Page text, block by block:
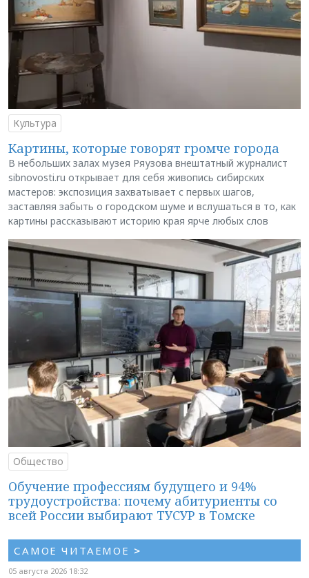
Культура
Картины, которые говорят громче города
В небольших залах музея Ряузова внештатный журналист
sibnovosti.ru открывает для себя живопись сибирских
мастеров: экспозиция захватывает с первых шагов,
заставляя забыть о городском шуме и вслушаться в то, как
картины рассказывают историю края ярче любых слов
Общество
Обучение профессиям будущего и 94%
трудоустройства: почему абитуриенты со
всей России выбирают ТУСУР в Томске
САМОЕ ЧИТАЕМОЕ >
05 августа 2026 18:32